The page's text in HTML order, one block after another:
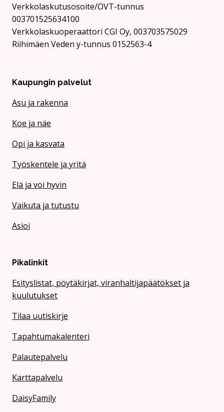
Verkkolaskutusosoite/OVT-tunnus
003701525634100
Verkkolaskuoperaattori CGI Oy, 003703575029
Riihimäen Veden y-tunnus 0152563-4
Kaupungin palvelut
Asu ja rakenna
Koe ja näe
Opi ja kasvata
Työskentele ja yritä
Elä ja voi hyvin
Vaikuta ja tutustu
Asioi
Pikalinkit
Esityslistat, pöytäkirjat, viranhaltijapäätökset ja
kuulutukset
Tilaa uutiskirje
Tapahtumakalenteri
Palautepalvelu
Karttapalvelu
DaisyFamily